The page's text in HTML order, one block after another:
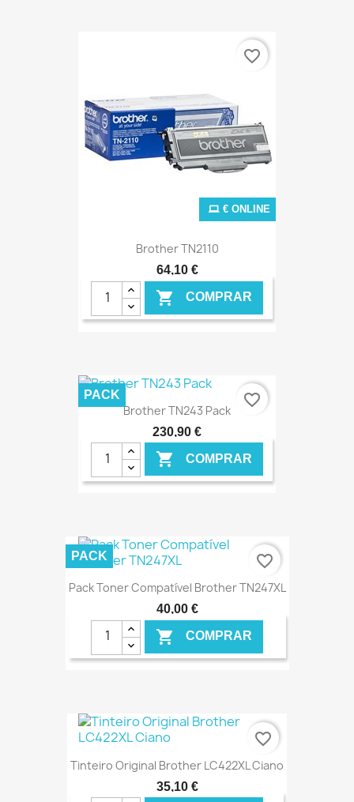
€ ONLINE
Brother TN2110
64,10 €
 COMPRAR
€ ONLINE
favorite_border
Brother TN243 Pack
230,90 €
 COMPRAR
€ ONLINE
PACK favorite_border
Pack Toner Compatível Brother TN247XL
40,00 €
 COMPRAR
PACK favorite_border
Tinteiro Original Brother LC422XL Ciano
35,10 €
favorite_border